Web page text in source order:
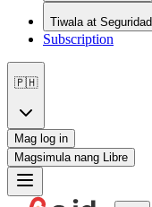
Tiwala at Seguridad
Subscription
🇵🇭
Mag log in
Magsimula nang Libre